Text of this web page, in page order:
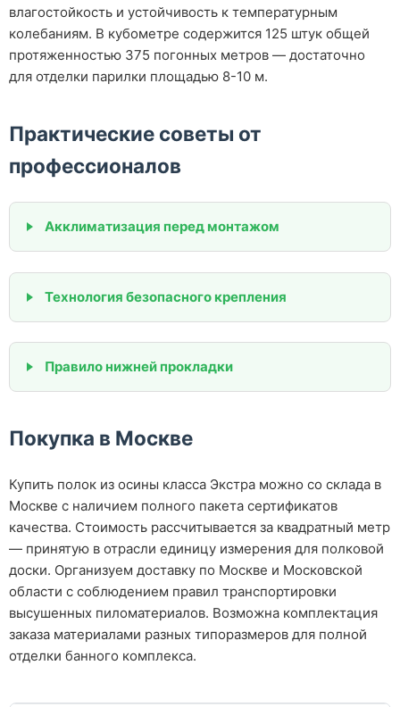
влагостойкость и устойчивость к температурным
колебаниям. В кубометре содержится 125 штук общей
протяженностью 375 погонных метров — достаточно
для отделки парилки площадью 8-10 м.
Практические советы от
профессионалов
Акклиматизация перед монтажом
Технология безопасного крепления
Правило нижней прокладки
Покупка в Москве
Купить полок из осины класса Экстра можно со склада в
Москве с наличием полного пакета сертификатов
качества. Стоимость рассчитывается за квадратный метр
— принятую в отрасли единицу измерения для полковой
доски. Организуем доставку по Москве и Московской
области с соблюдением правил транспортировки
высушенных пиломатериалов. Возможна комплектация
заказа материалами разных типоразмеров для полной
отделки банного комплекса.